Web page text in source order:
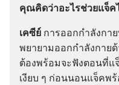
คุณ​คิด​ว่า​อะไร​ช่วย​แจ็ค​
เคซีย์ การ​ออก​กำลัง​กา
พยายาม​ออก​กำลัง​กาย​
ต้อง​พร้อม​จะ​ฟัง​ตอน​ที่​แ
เงียบ ๆ ก่อน​นอน​แจ็ค​พ